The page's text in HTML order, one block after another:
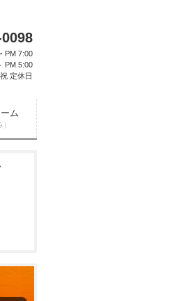
PM 7:00
PM 5:00
定休日
ム